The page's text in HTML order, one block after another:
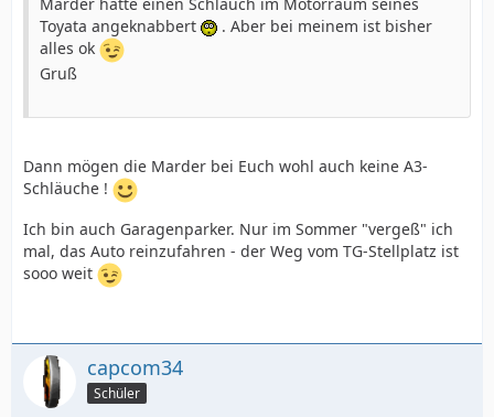
Toyata angeknabbert
. Aber bei meinem ist bisher
alles ok
Gruß
Dann mögen die Marder bei Euch wohl auch keine A3-
Schläuche !
Ich bin auch Garagenparker. Nur im Sommer "vergeß" ich
mal, das Auto reinzufahren - der Weg vom TG-Stellplatz ist
sooo weit
capcom34
Schüler